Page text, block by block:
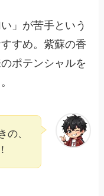
」が苦手という
すめ。紫蘇の香
ポテンシャルを
の、